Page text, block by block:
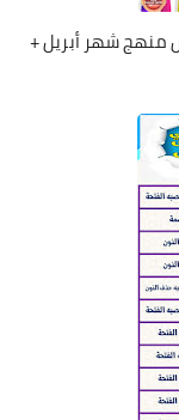
منهج شهر أبريل +